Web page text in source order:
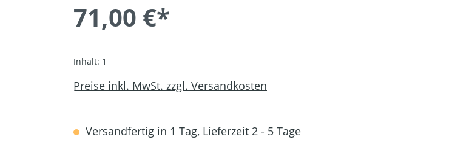
71,00 €*
Inhalt: 1
Preise inkl. MwSt. zzgl. Versandkosten
Versandfertig in 1 Tag, Lieferzeit 2 - 5 Tage